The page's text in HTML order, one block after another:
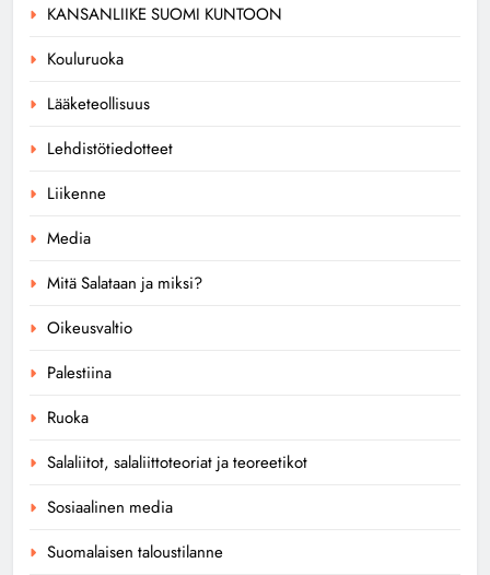
KANSANLIIKE SUOMI KUNTOON
Kouluruoka
Lääketeollisuus
Lehdistötiedotteet
Liikenne
Media
Mitä Salataan ja miksi?
Oikeusvaltio
Palestiina
Ruoka
Salaliitot, salaliittoteoriat ja teoreetikot
Sosiaalinen media
Suomalaisen taloustilanne